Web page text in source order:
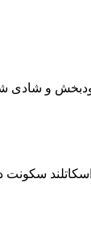
و شادی
به ما در زنده‌تر کردن تجربه سفرمان کمک